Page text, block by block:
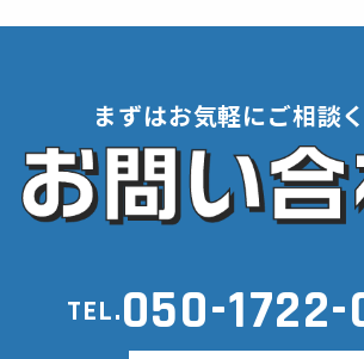
まずはお気軽にご相談
TEL.050-